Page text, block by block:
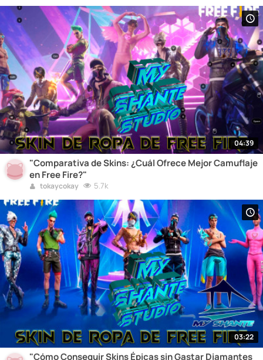
04:39
"Comparativa de Skins: ¿Cuál Ofrece Mejor Camuflaje
en Free Fire?"
tokaycokay 5.7k
03:22
"Cómo Conseguir Skins Épicas sin Gastar Diamantes